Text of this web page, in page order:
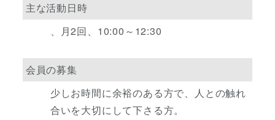
主な活動日時
、月2回、10:00～12:30
会員の募集
少しお時間に余裕のある方で、人との触れ
合いを大切にして下さる方。